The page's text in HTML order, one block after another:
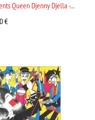
Queen Djenny Djella -...
€